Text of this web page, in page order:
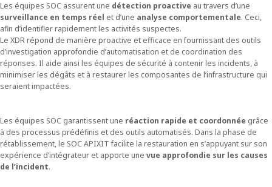
Les équipes SOC assurent une détection proactive au travers d’une
surveillance en temps réel et d’une analyse comportementale. Ceci,
afin d’identifier rapidement les activités suspectes.
Le XDR répond de manière proactive et efficace en fournissant des outils
d’investigation approfondie d’automatisation et de coordination des
réponses. Il aide ainsi les équipes de sécurité à contenir les incidents, à
minimiser les dégâts et à restaurer les composantes de l’infrastructure qui
seraient impactées.
Les équipes SOC garantissent une réaction rapide et coordonnée grâce
à des processus prédéfinis et des outils automatisés. Dans la phase de
rétablissement, le SOC APIXIT facilite la restauration en s’appuyant sur son
expérience d’intégrateur et apporte une vue approfondie sur les causes
de l’incident.